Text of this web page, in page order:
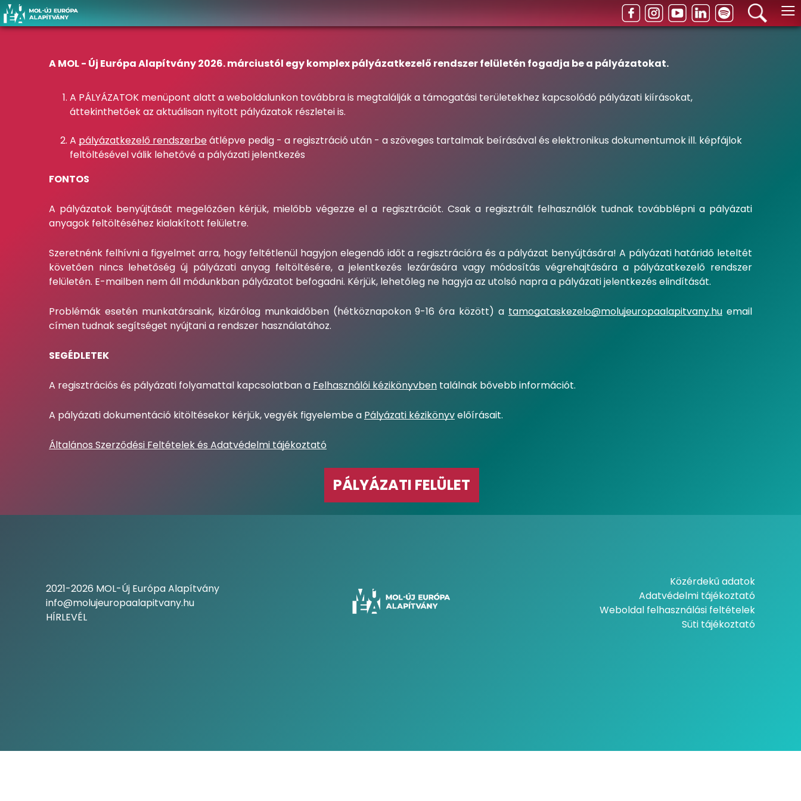
≡
A MOL - Új Európa Alapítvány 2026. márciustól egy komplex pályázatkezelő rendszer felületén fogadja be a pályázatokat.
A PÁLYÁZATOK menüpont alatt a weboldalunkon továbbra is megtalálják a támogatási területekhez kapcsolódó pályázati kiírásokat,
áttekinthetőek az aktuálisan nyitott pályázatok részletei is.
A pályázatkezelő rendszerbeátlépve pedig - a regisztráció után - a szöveges tartalmak beírásával és elektronikus dokumentumok ill. képfájlok
feltöltésével válik lehetővé a pályázati jelentkezés
FONTOS
A pályázatok benyújtását megelőzően kérjük, mielőbb végezze el a regisztrációt. Csak a regisztrált felhasználók tudnak továbblépni a pályázati
anyagok feltöltéséhez kialakított felületre.
Szeretnénk felhívni a figyelmet arra, hogy feltétlenül hagyjon elegendő időt a regisztrációra és a pályázat benyújtására! A pályázati határidő leteltét
követően nincs lehetőség új pályázati anyag feltöltésére, a jelentkezés lezárására vagy módosítás végrehajtására a pályázatkezelő rendszer
felületén. E-mailben nem áll módunkban pályázatot befogadni. Kérjük, lehetőleg ne hagyja az utolsó napra a pályázati jelentkezés elindítását.
Problémák esetén munkatársaink, kizárólag munkaidőben (hétköznapokon 9-16 óra között) a tamogataskezelo@molujeuropaalapitvany.hu email
címen tudnak segítséget nyújtani a rendszer használatához.
SEGÉDLETEK
A regisztrációs és pályázati folyamattal kapcsolatban a Felhasználói kézikönyvben találnak bővebb információt.
A pályázati dokumentáció kitöltésekor kérjük, vegyék figyelembe a Pályázati kézikönyvelőírásait.
Általános Szerződési Feltételek és Adatvédelmi tájékoztató
PÁLYÁZATI FELÜLET
2021-2026 MOL-Új Európa Alapítvány
info@molujeuropaalapitvany.hu
HÍRLEVÉL
Közérdekű adatok
Adatvédelmi tájékoztató
Weboldal felhasználási feltételek
Süti tájékoztató